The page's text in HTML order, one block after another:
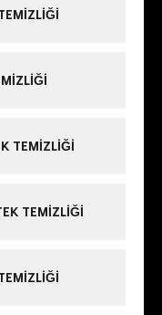
TEMIZLIĞI
TEMIZLIĞI